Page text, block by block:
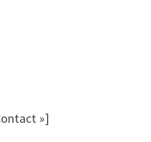
»]